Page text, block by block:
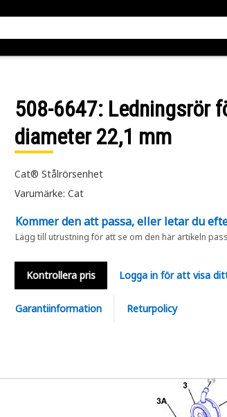
508-6647: Ledningsrör
diameter 22,1 mm
Cat® Stålrörsenhet
Varumärke: Cat
Kommer den att passa, eller letar du
Lägg till utrustning för att se om den här artikeln
Kontrollera pris Logga in för att visa
Garantiinformation Returpolicy